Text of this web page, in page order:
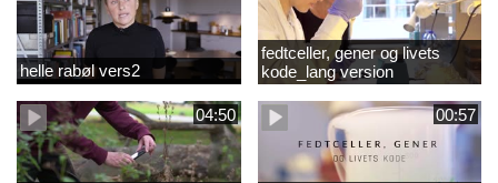
helle rabøl vers2
fedtceller, gener og livets
kode_lang version
04:50 00:57